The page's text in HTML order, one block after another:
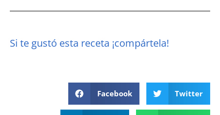
Si te gustó esta receta ¡compártela!
Facebook Twitter